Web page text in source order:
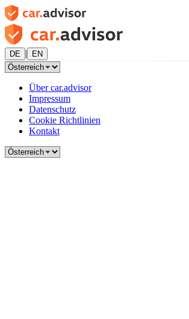
DE | EN
Über car.advisor
Impressum
Datenschutz
Cookie Richtlinien
Kontakt